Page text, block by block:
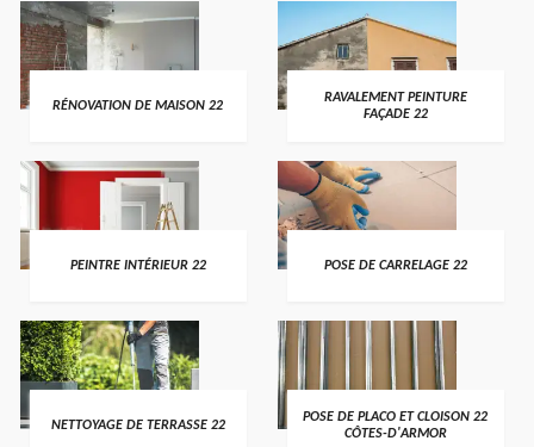
RÉNOVATION DE MAISON 22
RAVALEMENT PEINTURE
FAÇADE 22
PEINTRE INTÉRIEUR 22 POSE DE CARRELAGE 22
NETTOYAGE DE TERRASSE 22
POSE DE PLACO ET CLOISON 22
CÔTES-D'ARMOR